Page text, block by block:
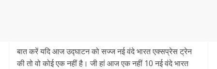
बात करें यदि आज उद्घाटन को सज्ज नई वंदे भारत एक्सप्रेस ट्रेन
की तो वो कोई एक नहीं है। जी हां आज एक नहीं 10 नई वंदे भारत